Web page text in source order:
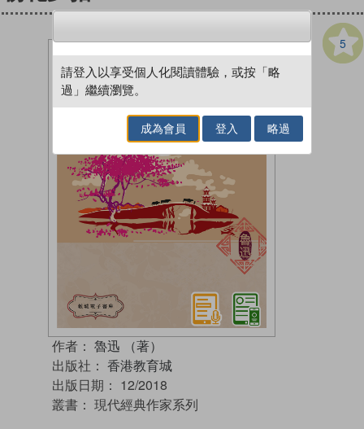
5
作者： 魯迅 （著）
出版社： 香港教育城
出版日期： 12/2018
叢書： 現代經典作家系列
請登入以享受個人化閱讀體驗，或按「略
過」繼續瀏覽。
成為會員 登入 略過